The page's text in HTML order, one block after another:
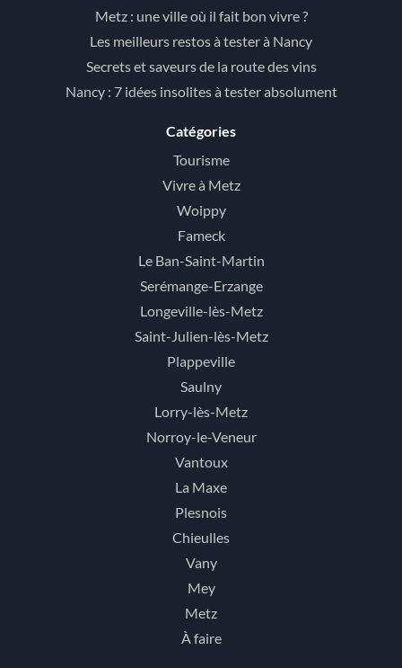
Metz : une ville où il fait bon vivre ?
Les meilleurs restos à tester à Nancy
Secrets et saveurs de la route des vins
Nancy : 7 idées insolites à tester absolument
Catégories
Tourisme
Vivre à Metz
Woippy
Fameck
Le Ban-Saint-Martin
Serémange-Erzange
Longeville-lès-Metz
Saint-Julien-lès-Metz
Plappeville
Saulny
Lorry-lès-Metz
Norroy-le-Veneur
Vantoux
La Maxe
Plesnois
Chieulles
Vany
Mey
Metz
À faire